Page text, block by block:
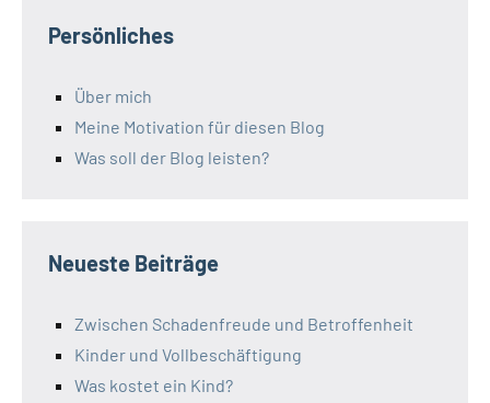
Persönliches
Über mich
Meine Motivation für diesen Blog
Was soll der Blog leisten?
Neueste Beiträge
Zwischen Schadenfreude und Betroffenheit
Kinder und Vollbeschäftigung
Was kostet ein Kind?